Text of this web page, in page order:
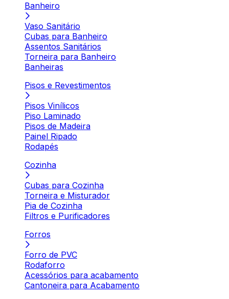
Banheiro
Vaso Sanitário
Cubas para Banheiro
Assentos Sanitários
Torneira para Banheiro
Banheiras
Pisos e Revestimentos
Pisos Vinílicos
Piso Laminado
Pisos de Madeira
Painel Ripado
Rodapés
Cozinha
Cubas para Cozinha
Torneira e Misturador
Pia de Cozinha
Filtros e Purificadores
Forros
Forro de PVC
Rodaforro
Acessórios para acabamento
Cantoneira para Acabamento